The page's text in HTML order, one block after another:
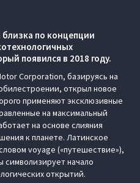
близка по концепции
появился в 2018 году.
Corporation, базируясь на
открыл новое
применяют эксклюзивные
на максимальный
на основе слияния
к планете. Латинское
voyage («путешествие»),
символизирует начало
открытий.